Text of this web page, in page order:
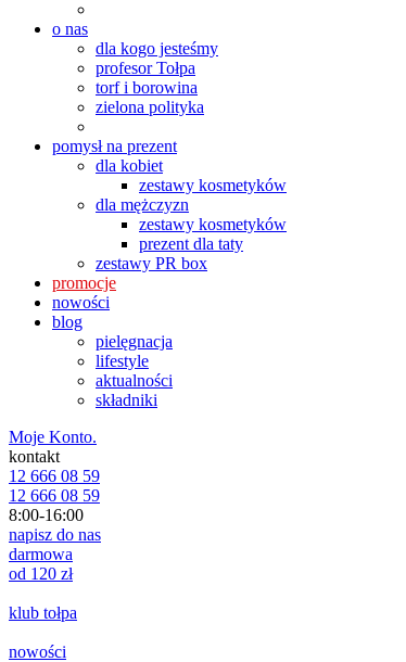
o nas
dla kogo jesteśmy
profesor Tołpa
torf i borowina
zielona polityka
pomysł na prezent
dla kobiet
zestawy kosmetyków
dla mężczyzn
zestawy kosmetyków
prezent dla taty
zestawy PR box
promocje
nowości
blog
pielęgnacja
lifestyle
aktualności
składniki
Moje Konto.
kontakt
12 666 08 59
12 666 08 59
8:00-16:00
napisz do nas
darmowa
od 120 zł
klub tołpa
nowości